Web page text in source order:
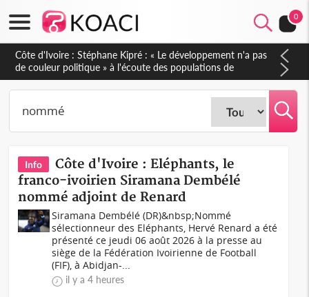
0
Mali : Les FAMa accueillent 254 anciens combattants issus de
groupes armés
Info
Côte d'Ivoire : Eléphants, le
franco-ivoirien Siramana Dembélé
nommé adjoint de Renard
Siramana Dembélé (DR)&nbsp;Nommé
sélectionneur des Eléphants, Hervé Renard a été
présenté ce jeudi 06 août 2026 à la presse au
siège de la Fédération Ivoirienne de Football
(FIF), à Abidjan-...
il y a 4 heures